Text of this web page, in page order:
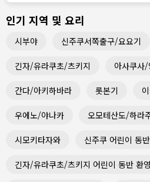
인기 지역 및 요리
시부야 신주쿠서쪽출구/요요기
긴자/유라쿠초/츠키지 아사쿠사
간다/아키하바라 롯본기
우에노/야나카 오모테산도/하라
시모키타자와 신주쿠 어린이 동
긴자/유라쿠초/츠키지 어린이 동반 환영